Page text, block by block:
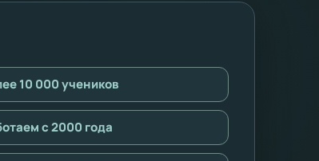
10 000 учеников
с 2000 года